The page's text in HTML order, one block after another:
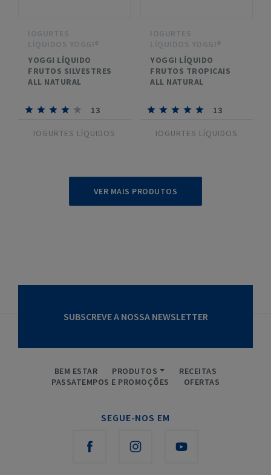
IOGURTES
LÍQUIDOS YOGGI®
YOGGI LÍQUIDO
FRUTOS SILVESTRES
ALL NATURAL
13
IOGURTES LÍQUIDOS
IOGURTES
LÍQUIDOS YOGGI®
YOGGI LÍQUIDO
FRUTOS TROPICAIS
ALL NATURAL
13
IOGURTES LÍQUIDOS
VER MAIS PRODUTOS
SUBSCREVE A NOSSA NEWSLETTER
BEM ESTAR PRODUTOS
RECEITAS
PASSATEMPOS E PROMOÇÕES
OFERTAS
SEGUE-NOS EM